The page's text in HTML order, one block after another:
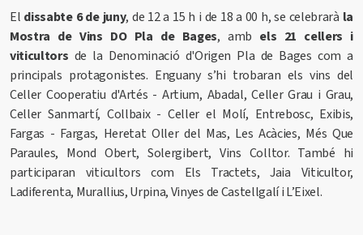
El dissabte 6 de juny, de 12 a 15 h i de 18 a 00 h, se celebrarà la
Mostra de Vins DO Pla de Bages, amb els 21 cellers i
viticultors de la Denominació d'Origen Pla de Bages com a
principals protagonistes. Enguany s’hi trobaran els vins del
Celler Cooperatiu d'Artés - Artium, Abadal, Celler Grau i Grau,
Celler Sanmartí, Collbaix - Celler el Molí, Entrebosc, Exibis,
Fargas - Fargas, Heretat Oller del Mas, Les Acàcies, Més Que
Paraules, Mond Obert, Solergibert, Vins Colltor. També hi
participaran viticultors com Els Tractets, Jaia Viticultor,
Ladiferenta, Murallius, Urpina, Vinyes de Castellgalí i L’Eixel.